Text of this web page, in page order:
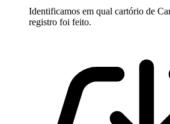
Identificamos em qual cartório de
registro foi feito.